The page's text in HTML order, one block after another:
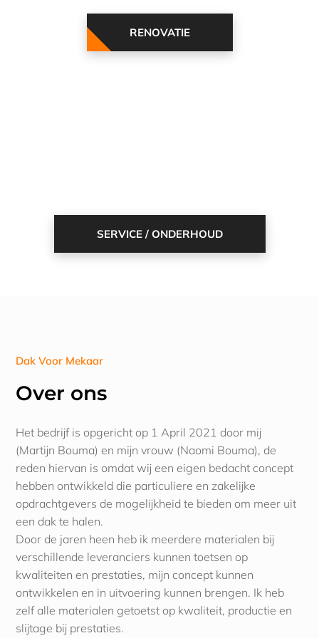
RENOVATIE
SERVICE / ONDERHOUD
Dak Voor Mekaar
Over ons
Het bedrijf is opgericht op 1 April 2021 door mij
(Martijn Bouma) en mijn vrouw (Naomi Bouma), de
reden hiervan is omdat wij een eigen bedacht concept
hebben ontwikkeld die particuliere en zakelijke
opdrachtgevers de mogelijkheid te bieden om meer uit
een dak te halen.
Door de jaren heen heb ik meerdere materialen bij
verschillende leveranciers kunnen toetsen op
kwaliteiten en prestaties, mijn concept kunnen
ontwikkelen en in uitvoering kunnen brengen. Ik heb
zelf alle materialen getoetst op kwaliteit, productie en
slijtage bij prestaties.